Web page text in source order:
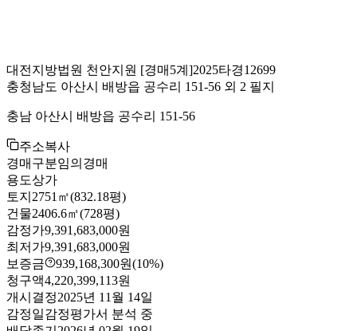
대전지방법원 천안지원 [경매5계]2025타경12699
충청남도 아산시 배방읍 공수리 151-56 외 2 필지
충남 아산시 배방읍 공수리 151-56
주소복사
경매구분임의경매
용도상가
토지 2751㎡(832.18평)
건물2406.6㎡(728평)
감정가9,391,683,000원
최저가9,391,683,000원
보증금
939,168,300원(10%)
청구액4,220,399,113원
개시결정2025년 11월 14일
감정일감정평가서 분석 중